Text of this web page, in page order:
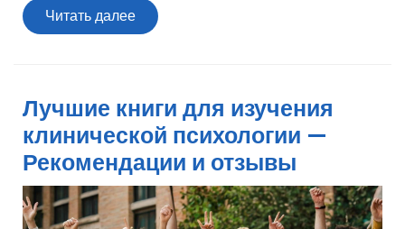
Читать далееЧитать
далее
Лучшие книги для изучения
клинической психологии —
Рекомендации и отзывы